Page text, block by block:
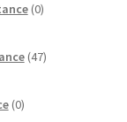
0izdelkov
47izdelkov
0izdelkov